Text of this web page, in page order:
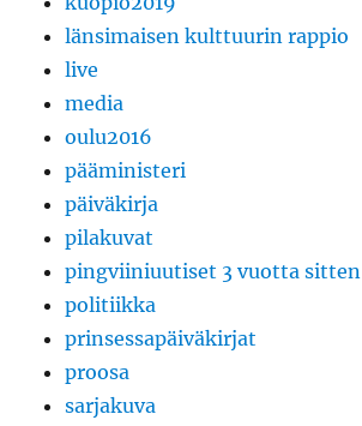
länsimaisen kulttuurin rappio
live
media
oulu2016
pääministeri
päiväkirja
pilakuvat
pingviiniuutiset 3 vuotta sitten
politiikka
prinsessapäiväkirjat
proosa
sarjakuva